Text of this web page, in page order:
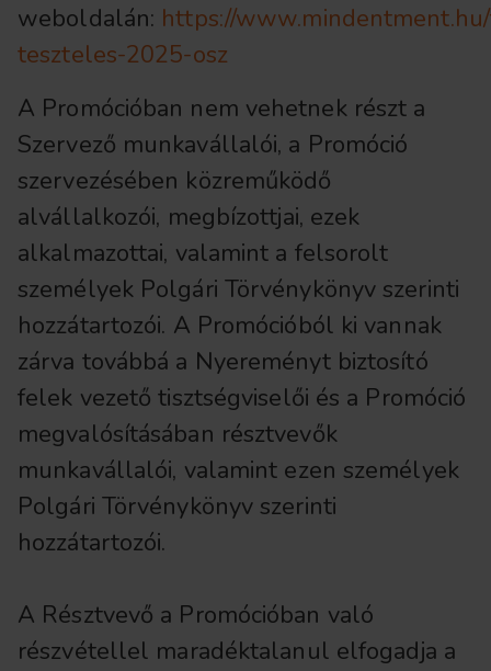
weboldalán: https://
teszteles-2025-osz
A Promócióban nem vehetnek részt a
Szervező munkavállalói, a Promóció
szervezésében közreműködő
alvállalkozói, megbízottjai, ezek
alkalmazottai, valamint a felsorolt
személyek Polgári Törvénykönyv szerinti
hozzátartozói. A Promócióból ki vannak
zárva továbbá a Nyereményt biztosító
felek vezető tisztségviselői és a Promóció
megvalósításában résztvevők
munkavállalói, valamint ezen személyek
Polgári Törvénykönyv szerinti
hozzátartozói.
A Résztvevő a Promócióban való
részvétellel maradéktalanul elfogadja a